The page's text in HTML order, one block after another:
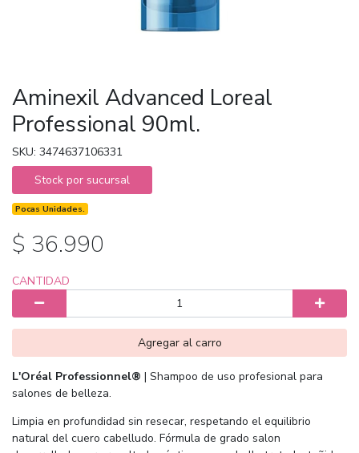
Aminexil Advanced Loreal
Professional 90ml.
SKU: 3474637106331
Stock por sucursal
Pocas Unidades.
$ 36.990
CANTIDAD
Agregar al carro
L'Oréal Professionnel® | Shampoo de uso profesional para
salones de belleza.
Limpia en profundidad sin resecar, respetando el equilibrio
natural del cuero cabelludo. Fórmula de grado salon